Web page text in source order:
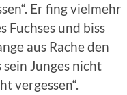
Er fing vielmehr
Fuchses und biss
aus Rache den
Junges nicht
vergessen“.